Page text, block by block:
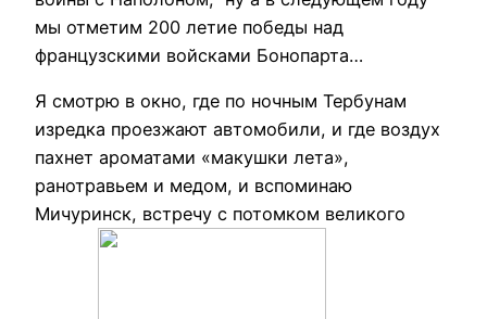
мы отметим 200 летие победы над
французскими войсками Бонопарта…
Я смотрю в окно, где по ночным Тербунам
изредка проезжают автомобили, и где воздух
пахнет ароматами «макушки лета»,
ранотравьем и медом, и вспоминаю
Мичуринск, встречу с потомком великого